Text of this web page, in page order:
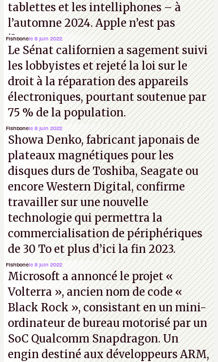
tablettes et les intelliphones – à
l’automne 2024. Apple n’est pas
iJouasse.
Fishbonele 8 juin 2022
Le Sénat californien a sagement suivi
les lobbyistes et rejeté la loi sur le
droit à la réparation des appareils
électroniques, pourtant soutenue par
75 % de la population.
Fishbonele 8 juin 2022
Showa Denko, fabricant japonais de
plateaux magnétiques pour les
disques durs de Toshiba, Seagate ou
encore Western Digital, confirme
travailler sur une nouvelle
technologie qui permettra la
commercialisation de périphériques
de 30 To et plus d’ici la fin 2023.
Fishbonele 8 juin 2022
Microsoft a annoncé le projet «
Volterra », ancien nom de code «
Black Rock », consistant en un mini-
ordinateur de bureau motorisé par un
SoC Qualcomm Snapdragon. Un
engin destiné aux développeurs ARM,